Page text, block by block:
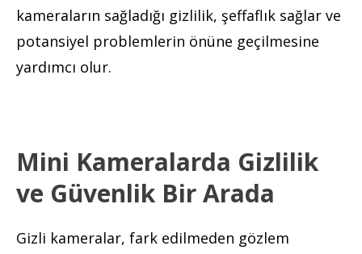
kameraların sağladığı gizlilik, şeffaflık sağlar ve
potansiyel problemlerin önüne geçilmesine
yardımcı olur.
Mini Kameralarda Gizlilik
ve Güvenlik Bir Arada
Gizli kameralar, fark edilmeden gözlem